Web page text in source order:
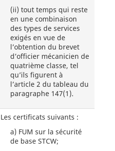
(ii) tout temps qui reste
en une combinaison
des types de services
exigés en vue de
l’obtention du brevet
d’officier mécanicien de
quatrième classe, tel
qu’ils figurent à
l’article 2 du tableau du
paragraphe 147(1).
Les certificats suivants :
a) FUM sur la sécurité
de base STCW;